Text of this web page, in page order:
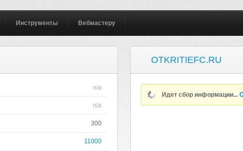
Инструменты Вебмастеру
n/a
n/a
300
11000
OTKRITIEFC.RU
Идет сбор информации...